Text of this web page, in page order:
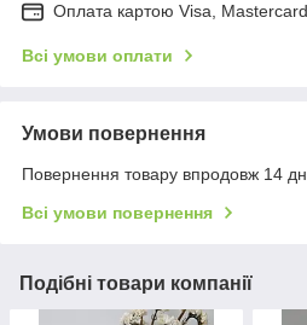
Оплата картою Visa,
Всі умови оплати
Умови повернення
Повернення товару впродовж 14
Всі умови повернення
Подібні товари компанії